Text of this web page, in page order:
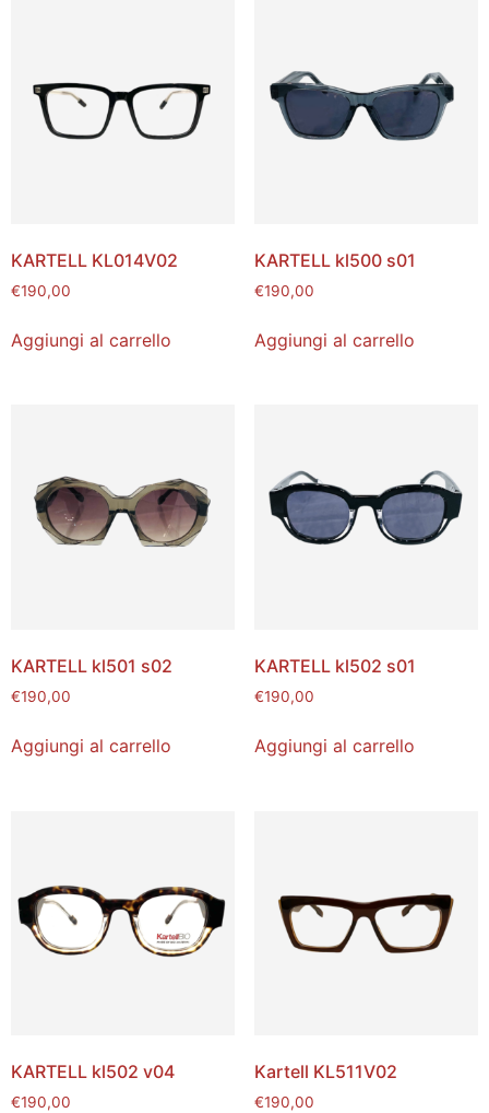
KARTELL KL014V02
€190,00
Aggiungi al carrello
KARTELL kl500 s01
€190,00
Aggiungi al carrello
KARTELL kl501 s02
€190,00
Aggiungi al carrello
KARTELL kl502 s01
€190,00
Aggiungi al carrello
KARTELL kl502 v04
€190,00
Kartell KL511V02
€190,00